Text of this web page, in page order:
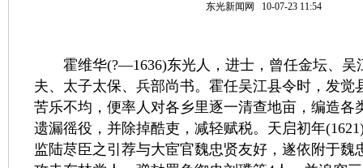
东光新闻网 10-07-23 11:54
霍维华(?—1636)东光人，进士，曾任金坛、吴
夫、太子太保、兵部尚书。霍任吴江县令时，发觉
苦乐不均，便率人对各乡里逐一清查地亩，编造各
遗漏徭役，并除掉酷吏，减轻赋税。天启初年
监陆荩臣之引荐与大宦官魏忠贤友好，遂依附于魏